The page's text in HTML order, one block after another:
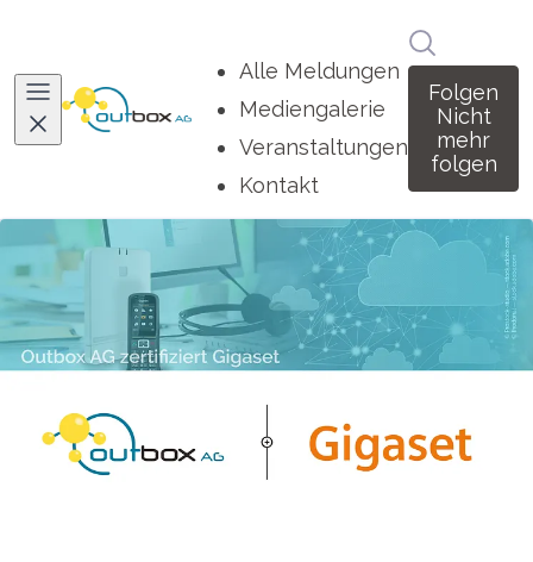
Alle Meldungen
Mediengalerie
Veranstaltungen
Kontakt
Folgen
Nicht
mehr
folgen